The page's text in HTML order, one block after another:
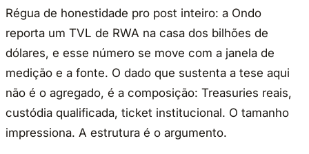
Régua de honestidade pro post inteiro: a Ondo
reporta um TVL de RWA na casa dos bilhões de
dólares, e esse número se move com a janela de
medição e a fonte. O dado que sustenta a tese aqui
não é o agregado, é a composição: Treasuries reais,
custódia qualificada, ticket institucional. O tamanho
impressiona. A estrutura é o argumento.